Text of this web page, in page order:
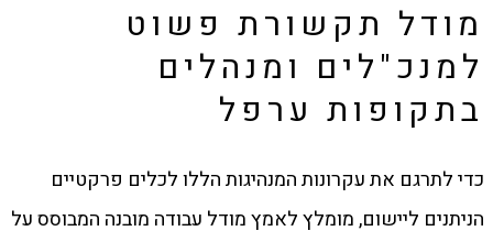
מודל תקשורת פשוט
למנכ"לים ומנהלים
בתקופות ערפל
כדי לתרגם את עקרונות המנהיגות הללו לכלים פרקטיים
הניתנים ליישום, מומלץ לאמץ מודל עבודה מובנה המבוסס על